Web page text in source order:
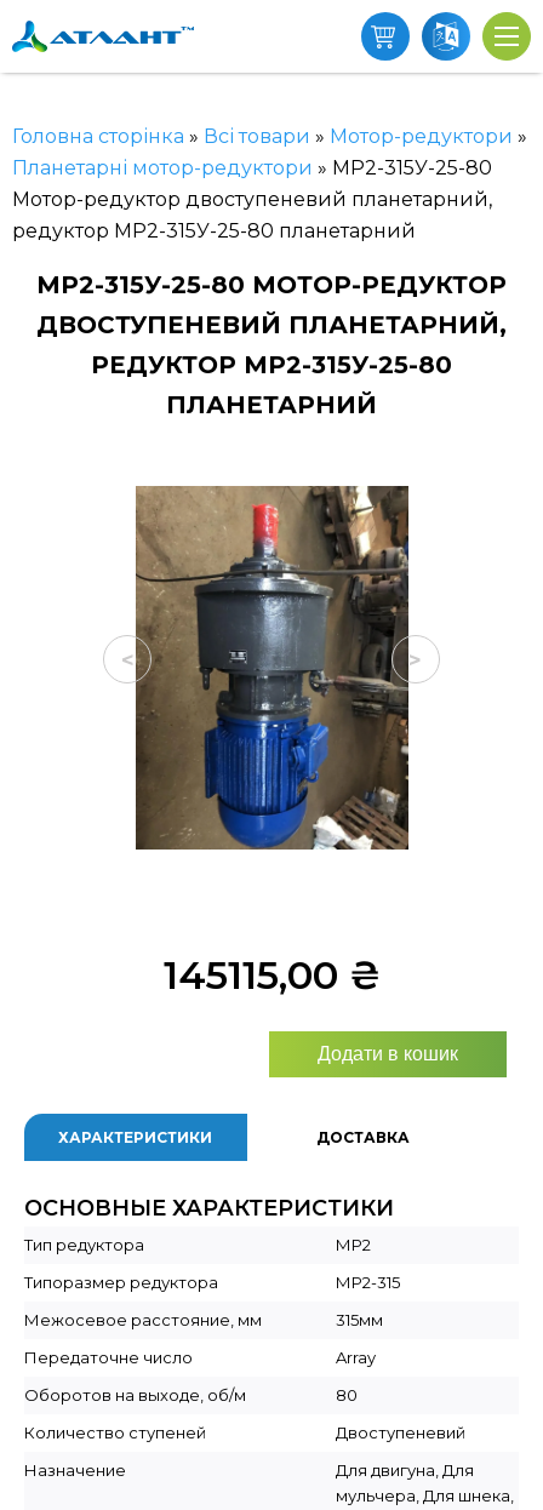
Головна сторінка » Всі товари » Мотор-редуктори »
Планетарні мотор-редуктори » МР2-315У-25-80
Мотор-редуктор двоступеневий планетарний,
редуктор МР2-315У-25-80 планетарний
МР2-315У-25-80 МОТОР-РЕДУКТОР
ДВОСТУПЕНЕВИЙ ПЛАНЕТАРНИЙ,
РЕДУКТОР МР2-315У-25-80
ПЛАНЕТАРНИЙ
< >
145115,00 ₴
Додати в кошик
ХАРАКТЕРИСТИКИ ДОСТАВКА
ОСНОВНЫЕ ХАРАКТЕРИСТИКИ
Тип редуктора
МР2
Типоразмер редуктора
МР2-315
Межосевое расстояние, мм
315мм
Передаточне число
Array
Оборотов на выходе, об/м
80
Количество ступеней
Двоступеневий
Назначение
Для двигуна, Для
мульчера, Для шнека,